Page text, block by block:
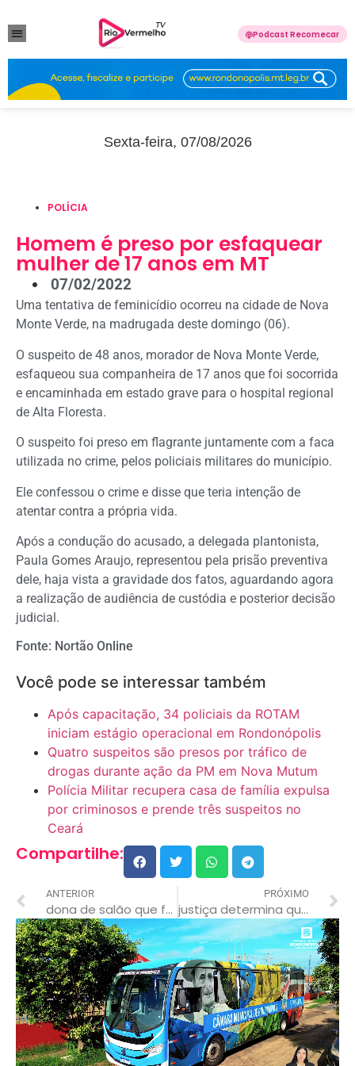
Podcast Recomecar
Sexta-feira, 07/08/2026
POLÍCIA
Homem é preso por esfaquear
mulher de 17 anos em MT
07/02/2022
Uma tentativa de feminicídio ocorreu na cidade de Nova
Monte Verde, na madrugada deste domingo (06).
O suspeito de 48 anos, morador de Nova Monte Verde,
esfaqueou sua companheira de 17 anos que foi socorrida
e encaminhada em estado grave para o hospital regional
de Alta Floresta.
O suspeito foi preso em flagrante juntamente com a faca
utilizada no crime, pelos policiais militares do município.
Ele confessou o crime e disse que teria intenção de
atentar contra a própria vida.
Após a condução do acusado, a delegada plantonista,
Paula Gomes Araujo, representou pela prisão preventiva
dele, haja vista a gravidade dos fatos, aguardando agora
a realização de audiência de custódia e posterior decisão
judicial.
Fonte: Nortão Online
Você pode se interessar também
Após capacitação, 34 policiais da ROTAM
iniciam estágio operacional em Rondonópolis
Quatro suspeitos são presos por tráfico de
drogas durante ação da PM em Nova Mutum
Polícia Militar recupera casa de família expulsa
por criminosos e prende três suspeitos no
Ceará
Compartilhe:
ANTERIOR
dona de salão que foi baleada pelo ex-marido, tinha medida protetiva contra ele
PRÓXIMO
justiça determina quebra de sigilo de dados armazenados em telefones da “princesinha macabra”